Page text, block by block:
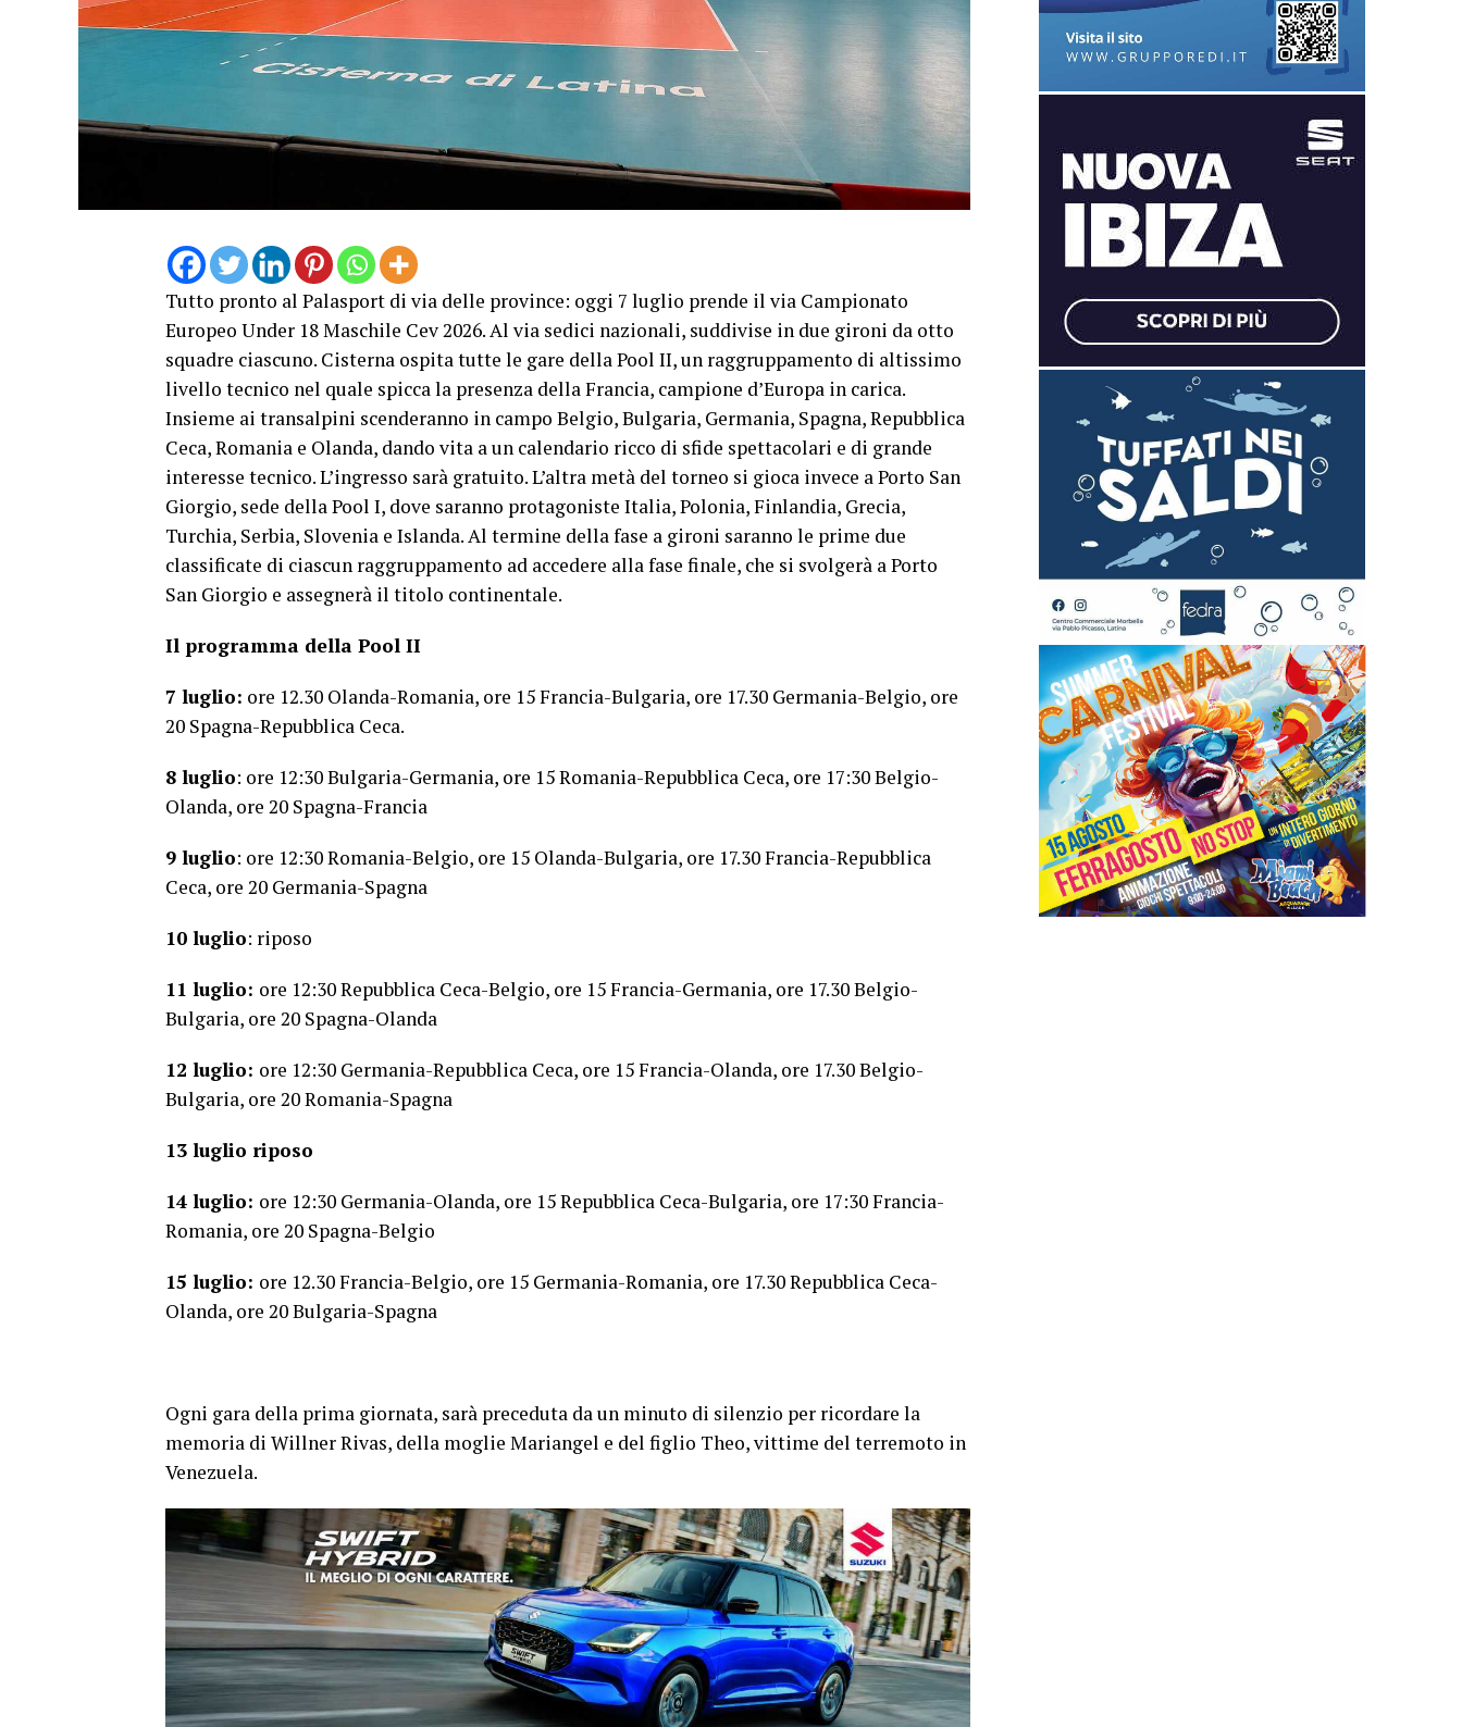
Tutto pronto al Palasport di via delle province: oggi 7 luglio prende il via Campionato
Europeo Under 18 Maschile Cev 2026. Al via sedici nazionali, suddivise in due gironi da otto
squadre ciascuno. Cisterna ospita tutte le gare della Pool II, un raggruppamento di altissimo
livello tecnico nel quale spicca la presenza della Francia, campione d’Europa in carica.
Insieme ai transalpini scenderanno in campo Belgio, Bulgaria, Germania, Spagna, Repubblica
Ceca, Romania e Olanda, dando vita a un calendario ricco di sfide spettacolari e di grande
interesse tecnico. L’ingresso sarà gratuito. L’altra metà del torneo si gioca invece a Porto San
Giorgio, sede della Pool I, dove saranno protagoniste Italia, Polonia, Finlandia, Grecia,
Turchia, Serbia, Slovenia e Islanda. Al termine della fase a gironi saranno le prime due
classificate di ciascun raggruppamento ad accedere alla fase finale, che si svolgerà a Porto
San Giorgio e assegnerà il titolo continentale.
Il programma della Pool II
7 luglio: ore 12.30 Olanda-Romania, ore 15 Francia-Bulgaria, ore 17.30 Germania-Belgio, ore
20 Spagna-Repubblica Ceca.
8 luglio: ore 12:30 Bulgaria-Germania, ore 15 Romania-Repubblica Ceca, ore 17:30 Belgio-
Olanda, ore 20 Spagna-Francia
9 luglio: ore 12:30 Romania-Belgio, ore 15 Olanda-Bulgaria, ore 17.30 Francia-Repubblica
Ceca, ore 20 Germania-Spagna
10 luglio: riposo
11 luglio: ore 12:30 Repubblica Ceca-Belgio, ore 15 Francia-Germania, ore 17.30 Belgio-
Bulgaria, ore 20 Spagna-Olanda
12 luglio: ore 12:30 Germania-Repubblica Ceca, ore 15 Francia-Olanda, ore 17.30 Belgio-
Bulgaria, ore 20 Romania-Spagna
13 luglio riposo
14 luglio: ore 12:30 Germania-Olanda, ore 15 Repubblica Ceca-Bulgaria, ore 17:30 Francia-
Romania, ore 20 Spagna-Belgio
15 luglio: ore 12.30 Francia-Belgio, ore 15 Germania-Romania, ore 17.30 Repubblica Ceca-
Olanda, ore 20 Bulgaria-Spagna
Ogni gara della prima giornata, sarà preceduta da un minuto di silenzio per ricordare la
memoria di Willner Rivas, della moglie Mariangel e del figlio Theo, vittime del terremoto in
Venezuela.